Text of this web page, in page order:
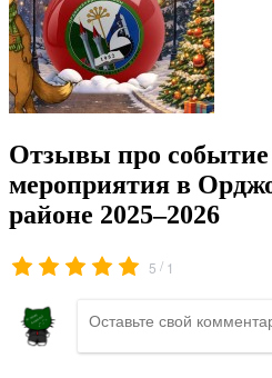
Отзывы про событие
мероприятия в
районе 2025–2026
5 / 1